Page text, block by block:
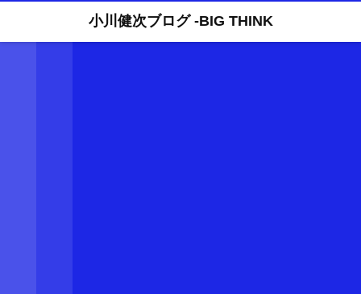
小川健次ブログ -BIG THINK